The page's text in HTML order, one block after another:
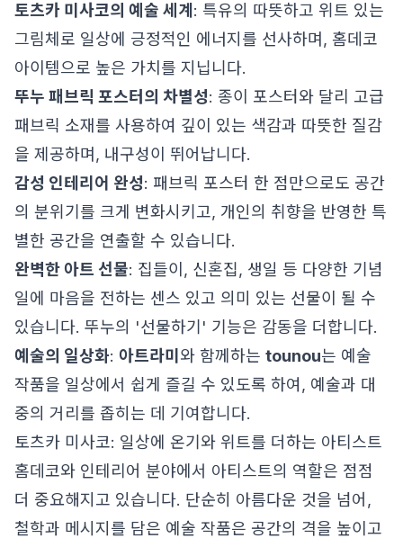
토츠카 미사코의 예술 세계 : 특유의 따뜻하고 위트 있는
그림체로 일상에 긍정적인 에너지를 선사하며, 홈데코
아이템으로 높은 가치를 지닙니다.
뚜누 패브릭 포스터의 차별성: 종이 포스터와 달리 고급
패브릭 소재를 사용하여 깊이 있는 색감과 따뜻한 질감
을 제공하며, 내구성이 뛰어납니다.
감성 인테리어 완성: 패브릭 포스터 한 점만으로도 공간
의 분위기를 크게 변화시키고, 개인의 취향을 반영한 특
별한 공간을 연출할 수 있습니다.
완벽한 아트 선물: 집들이, 신혼집, 생일 등 다양한 기념
일에 마음을 전하는 센스 있고 의미 있는 선물이 될 수
있습니다. 뚜누의 '선물하기' 기능은 감동을 더합니다.
예술의 일상화: 아트라미 와 함께하는 tounou는 예술
작품을 일상에서 쉽게 즐길 수 있도록 하여, 예술과 대
중의 거리를 좁히는 데 기여합니다.
토츠카 미사코: 일상에 온기와 위트를 더하는 아티스트
홈데코와 인테리어 분야에서 아티스트의 역할은 점점
더 중요해지고 있습니다. 단순히 아름다운 것을 넘어,
철학과 메시지를 담은 예술 작품은 공간의 격을 높이고